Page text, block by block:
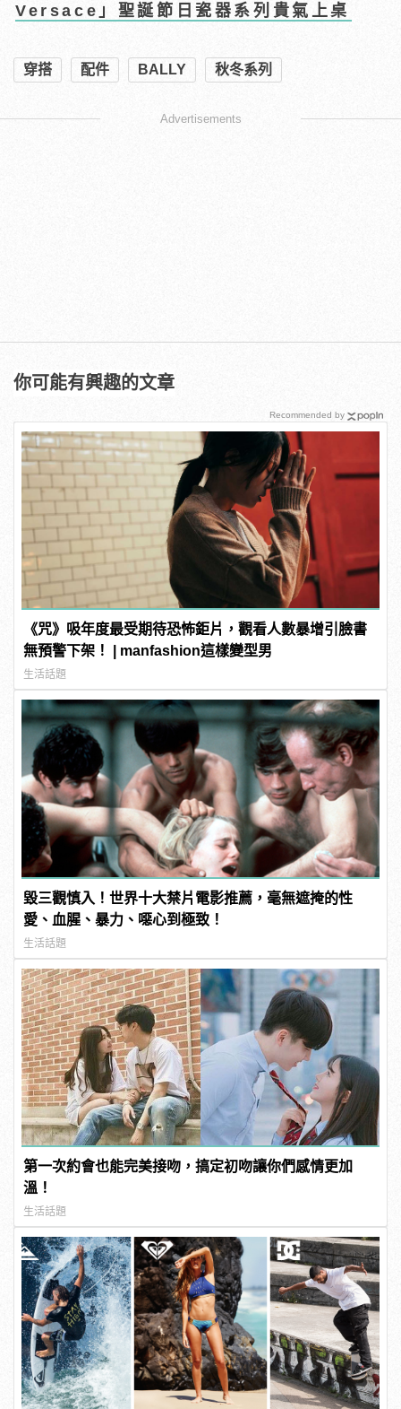
Versace」聖誕節日瓷器系列貴氣上桌
穿搭 配件 BALLY 秋冬系列
Advertisements
你可能有興趣的文章
《咒》吸年度最受期待恐怖鉅片，觀看人數暴增引臉書
無預警下架！ | manfashion這樣變型男
生活話題
毀三觀慎入！世界十大禁片電影推薦，毫無遮掩的性
愛、血腥、暴力、噁心到極致！
生活話題
第一次約會也能完美接吻，搞定初吻讓你們感情更加
溫！
生活話題
Recommended by